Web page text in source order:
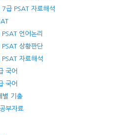
7급 PSAT 자료해석
PSAT 언어논리
PSAT 상황판단
PSAT 자료해석
국어
국어
별 기출
부자료